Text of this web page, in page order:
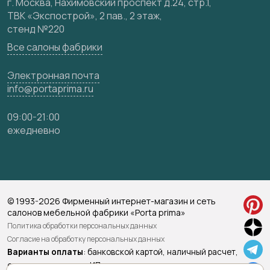
ТВК «Экспострой», 2 пав., 2 этаж,
стенд №220
Все салоны фабрики
Электронная почта
info@portaprima.ru
09:00-21:00
ежедневно
© 1993-2026 Фирменный интернет-магазин и сеть
салонов мебельной фабрики «Porta prima»
Политика обработки персональных данных
Согласие на обработку персональных данных
Варианты оплаты: банковской картой, наличный расчет,
оплата по счету для ИП и юридических лиц, оплата по